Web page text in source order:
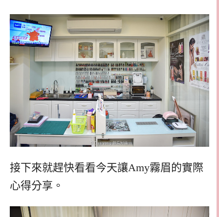
接下來就趕快看看今天讓Amy霧眉的實際
心得分享。